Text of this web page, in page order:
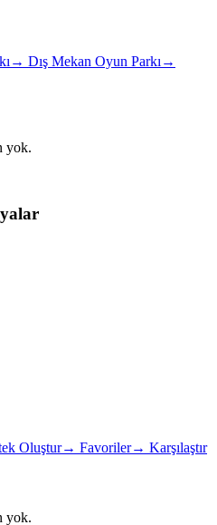
→ Dış Mekan Oyun Parkı→
yok.
Oluştur→ Favoriler→ Karşılaştır
yok.